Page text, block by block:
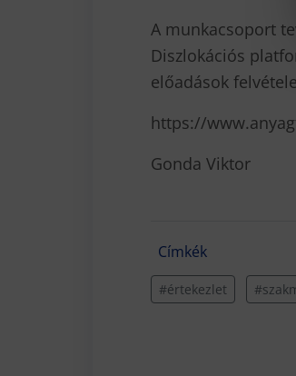
A munkacsoport
Diszlokációs
előadások
https://
Gonda Viktor
Címkék
#értekezlet